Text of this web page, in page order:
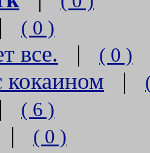
( 0 )
все. | ( 0 )
кокаином |
( 6 )
| ( 0 )